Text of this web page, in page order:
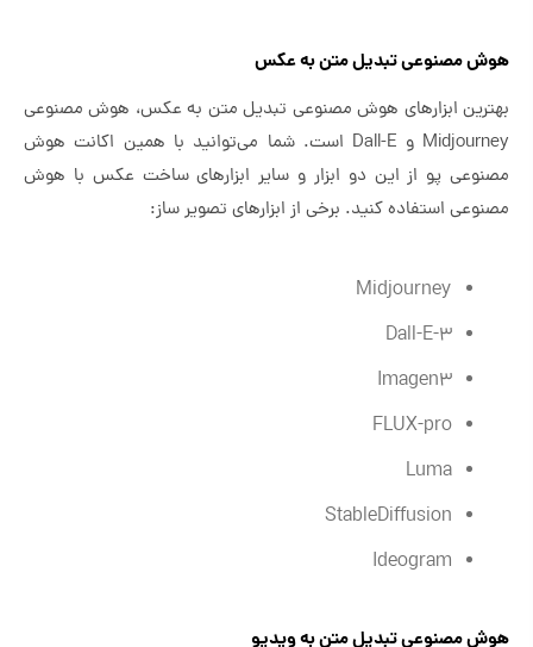
هوش مصنوعی تبدیل متن به عکس
بهترین ابزارهای هوش مصنوعی تبدیل متن به عکس، هوش مصنوعی
Midjourney و Dall-E است. شما می‌توانید با همین اکانت هوش
مصنوعی پو از این دو ابزار و سایر ابزارهای ساخت عکس با هوش
مصنوعی استفاده کنید. برخی از ابزارهای تصویر ساز:
Midjourney
Dall-E-3
Imagen3
FLUX-pro
Luma
StableDiffusion
Ideogram
هوش مصنوعی تبدیل متن به ویدیو